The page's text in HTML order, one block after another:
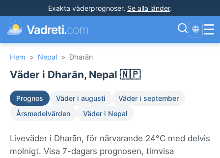
Exakta väderprognoser. Se alla länder.
Vadreti.com 🌐 ☰
Hem > Nepal > Dharān
Väder i Dharān, Nepal 🇳🇵
Prognos Väder i augusti
Väder i september
Årsmedelvärden
Väder i Nepal
Liveväder i Dharān, för närvarande 24°C med delvis
molnigt. Visa 7-dagars prognosen, timvisa